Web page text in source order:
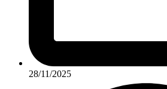
28/11/2025